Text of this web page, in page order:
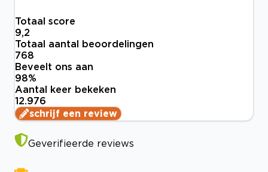
Totaal score
9,2
Totaal aantal beoordelingen
768
Beveelt ons aan
98%
Aantal keer bekeken
12.976
schrijf een review
Geverifieerde reviews